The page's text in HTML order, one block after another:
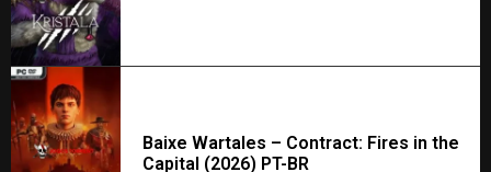
Baixe Wartales – Contract: Fires in the
Capital (2026) PT-BR